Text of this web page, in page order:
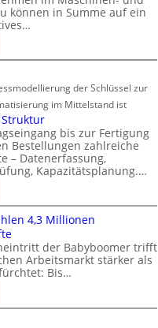
i
R
e
f
e
g
r
M
3
f
ü
s
e
h
e
l
e
m
e
n
e
m
i
t
S
e
können in Summe auf ein
der Schlüssel zur
im Mittelstand ist
bis zur Fertigung
Bestellungen zahlreiche
– Datenerfassung,
Kapazitätsplanung.…
4,3 Millionen
der Babyboomer trifft
Arbeitsmarkt stärker als
Bis…